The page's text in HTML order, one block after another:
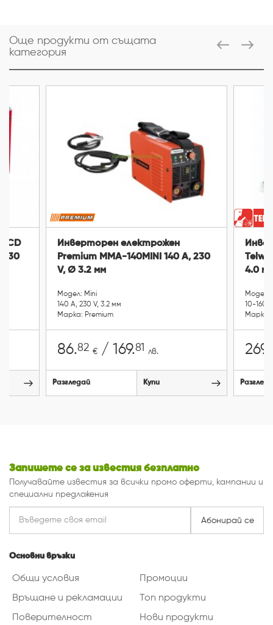
Още продукти от същата
категория
230
Инверторен електрожен
Premium MMA-140MINI 140 A, 230
V, Ø 3.2 мм
Модел: Mini
140 A, 230 V, 3.2 мм
Марка: Premium
86.82 € / 169.81 лв.
Разгледай Купи
4.0
Модел:
10-160
Марка:
269.
Запишете се за известия безплатно
Получавайте известия за всички промо оферти, кампании и
специални предложения
Абонирай се
Основни връзки
Общи условия
Връщане и рекламации
Поверителност
Промоции
Топ продукти
Нови продукти